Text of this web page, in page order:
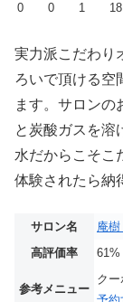
0
0 1 18
実力派こだわり
ろいで頂ける空
ます。サロンの
と炭酸ガスを溶
水だからこそこ
体験されたら納
サロン名
庵
高評価率
61%
参考メニュー
ク